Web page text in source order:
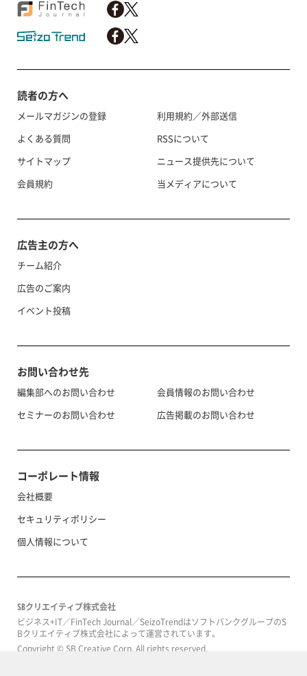
読者の方へ
メールマガジンの登録
よくある質問
サイトマップ
会員規約
利用規約／外部送信
RSSについて
ニュース提供先について
当メディアについて
広告主の方へ
チーム紹介
広告のご案内
イベント投稿
お問い合わせ先
編集部へのお問い合わせ
セミナーのお問い合わせ
会員情報のお問い合わせ
広告掲載のお問い合わせ
コーポレート情報
会社概要
セキュリティポリシー
個人情報について
SBクリエイティブ株式会社
ビジネス+IT／FinTech Journal／SeizoTrendはソフトバンクグループのS
Bクリエイティブ株式会社によって運営されています。
Copyright © SB Creative Corp. All rights reserved.